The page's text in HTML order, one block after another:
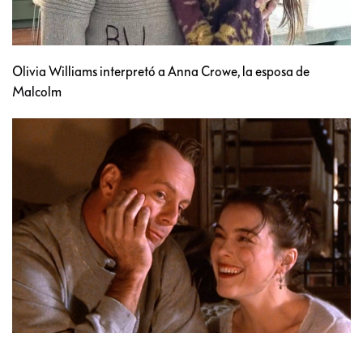
Olivia Williams interpretó a Anna Crowe, la esposa de
Malcolm